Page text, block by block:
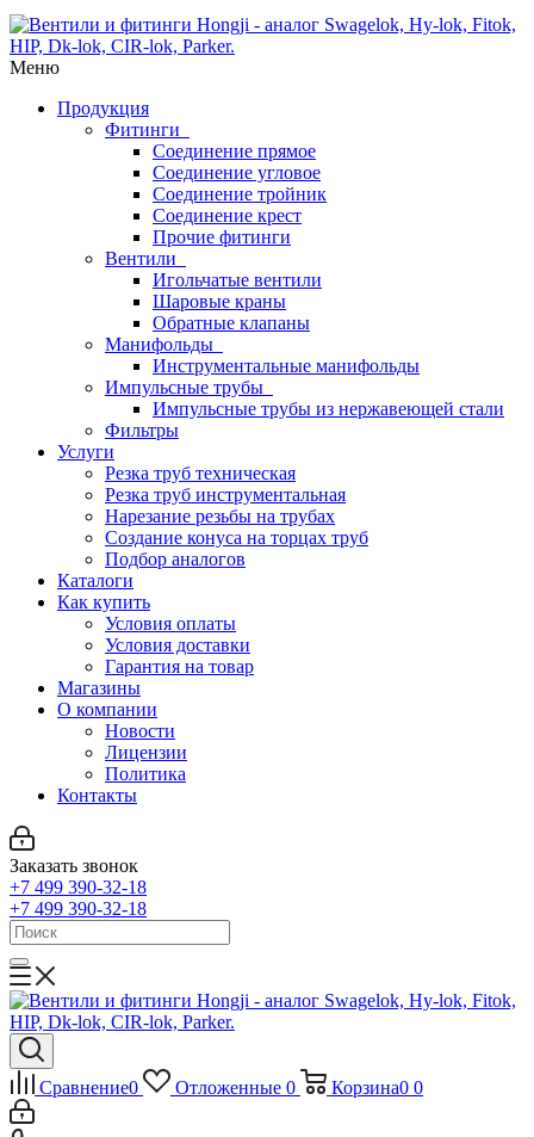
Меню
Продукция
Фитинги
Соединение прямое
Соединение угловое
Соединение тройник
Соединение крест
Прочие фитинги
Вентили
Игольчатые вентили
Шаровые краны
Обратные клапаны
Манифольды
Инструментальные манифольды
Импульсные трубы
Импульсные трубы из нержавеющей стали
Фильтры
Услуги
Резка труб техническая
Резка труб инструментальная
Нарезание резьбы на трубах
Создание конуса на торцах труб
Подбор аналогов
Каталоги
Как купить
Условия оплаты
Условия доставки
Гарантия на товар
Магазины
О компании
Новости
Лицензии
Политика
Контакты
Заказать звонок
+7 499 390-32-18
+7 499 390-32-18
Сравнение0 Отложенные 0 Корзина0 0